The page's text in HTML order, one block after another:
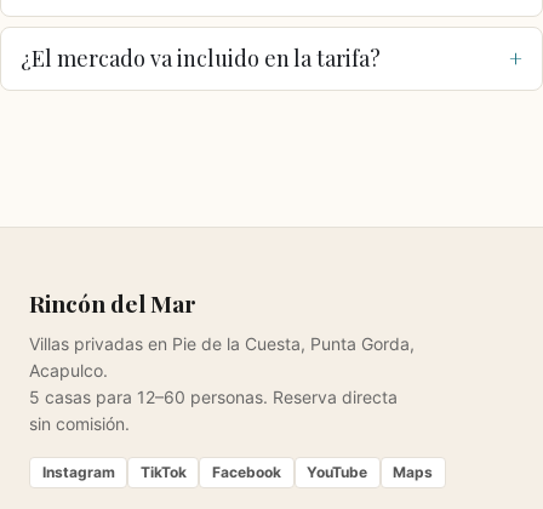
¿El mercado va incluido en la tarifa?
Rincón del Mar
Villas privadas en Pie de la Cuesta, Punta Gorda,
Acapulco.
5 casas para 12–60 personas. Reserva directa
sin comisión.
Instagram TikTok Facebook YouTube Maps